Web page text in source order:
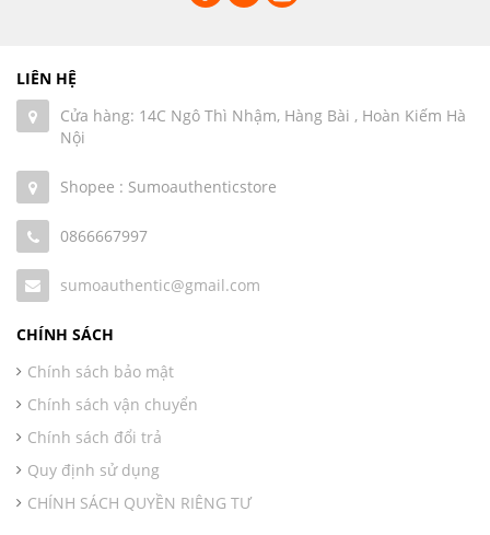
LIÊN HỆ
Cửa hàng: 14C Ngô Thì Nhậm, Hàng Bài , Hoàn Kiếm Hà
Nội
Shopee : Sumoauthenticstore
0866667997
sumoauthentic@gmail.com
CHÍNH SÁCH
Chính sách bảo mật
Chính sách vận chuyển
Chính sách đổi trả
Quy định sử dụng
CHÍNH SÁCH QUYỀN RIÊNG TƯ